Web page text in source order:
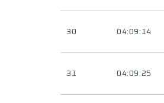
30 04:09:14
31 04:09:25